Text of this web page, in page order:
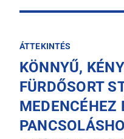
ÁTTEKINTÉS
KÖNNYŰ,
FÜRDŐSORT
MEDENCÉHEZ